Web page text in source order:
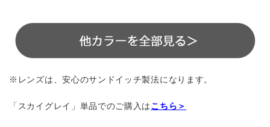
※レンズは、安心のサンドイッチ製法になります。
「スカイグレイ」単品でのご購入はこちら＞